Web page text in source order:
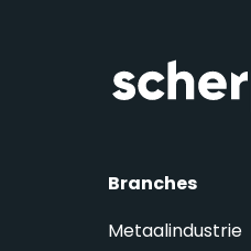
Branches
Metaalindustrie